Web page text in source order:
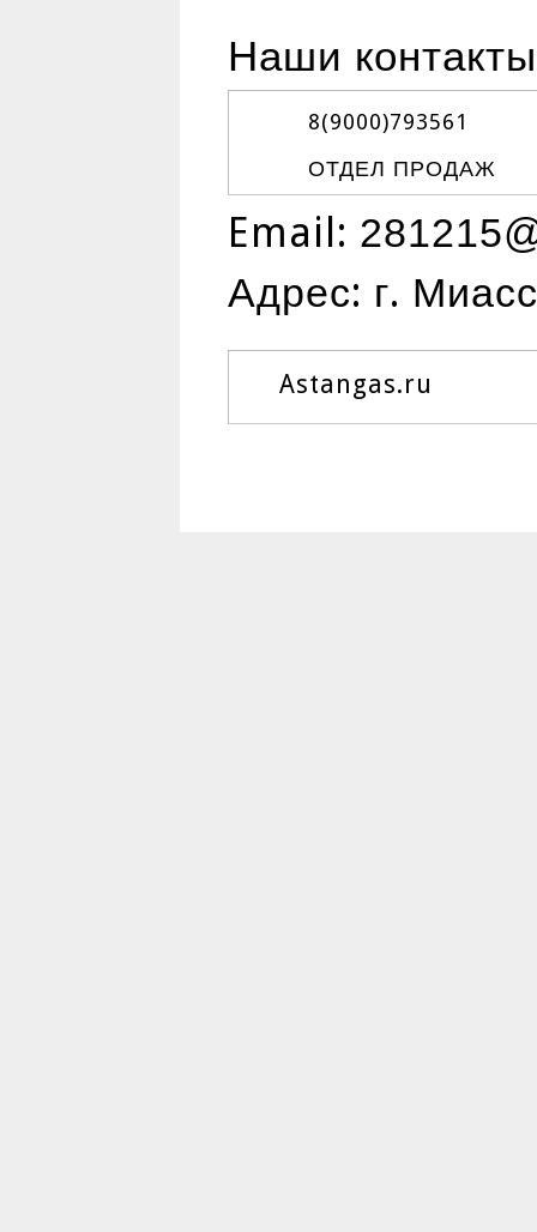
Наши контакты
8(9000)793561
ОТДЕЛ ПРОДАЖ
Email:
Адрес: г.
Astangas.ru